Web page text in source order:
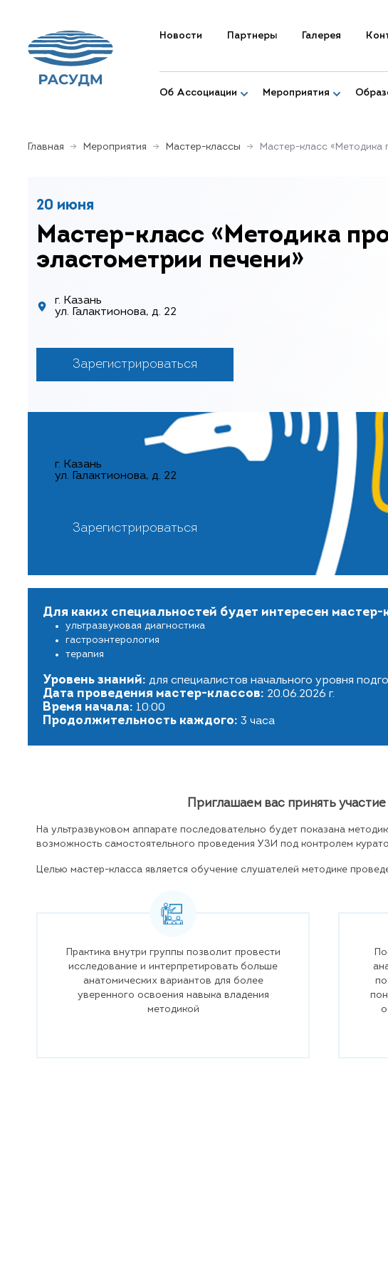
Новости Партнеры Галерея
Об Ассоциации Мероприятия
Главная Мероприятия Мастер-классы Мастер-класс «Методика
20 июня
Мастер-класс «Методика
эластометрии печени»
г. Казань
ул. Галактионова, д. 22
Зарегистрироваться
г. Казань
ул. Галактионова, д. 22
Зарегистрироваться
Для каких специальностей будет интересен мастер-
ультразвуковая диагностика
гастроэнтерология
терапия
Уровень знаний:для специалистов начального уровня
Дата проведения мастер-классов: 20.06.2026 г.
Время начала: 10:00
Продолжительность каждого: 3 часа
Приглашаем вас принять
На ультразвуковом аппарате последовательно будет показана
возможность самостоятельного проведения УЗИ под контролем
Целью мастер-класса является обучение слушателей методике
Практика внутри группы позволит провести
исследование и интерпретировать больше
анатомических вариантов для более
уверенного освоения навыка владения
методикой